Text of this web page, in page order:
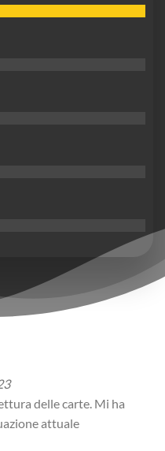
delle carte. Mi ha
attuale